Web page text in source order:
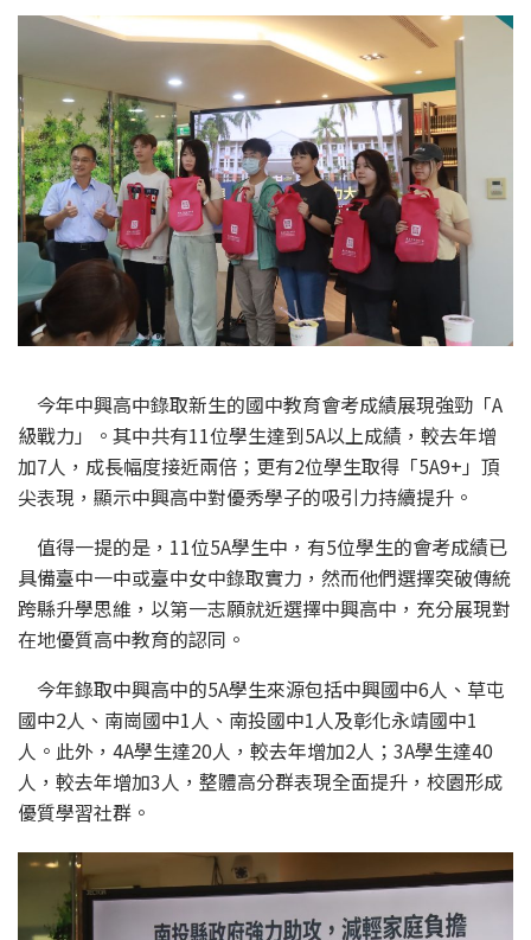
今年中興高中錄取新生的國中教育會考成績展現強勁「A
級戰力」。其中共有11位學生達到5A以上成績，較去年增
加7人，成長幅度接近兩倍；更有2位學生取得「5A9+」頂
尖表現，顯示中興高中對優秀學子的吸引力持續提升。
值得一提的是，11位5A學生中，有5位學生的會考成績已
具備臺中一中或臺中女中錄取實力，然而他們選擇突破傳統
跨縣升學思維，以第一志願就近選擇中興高中，充分展現對
在地優質高中教育的認同。
今年錄取中興高中的5A學生來源包括中興國中6人、草屯
國中2人、南崗國中1人、南投國中1人及彰化永靖國中1
人。此外，4A學生達20人，較去年增加2人；3A學生達40
人，較去年增加3人，整體高分群表現全面提升，校園形成
優質學習社群。